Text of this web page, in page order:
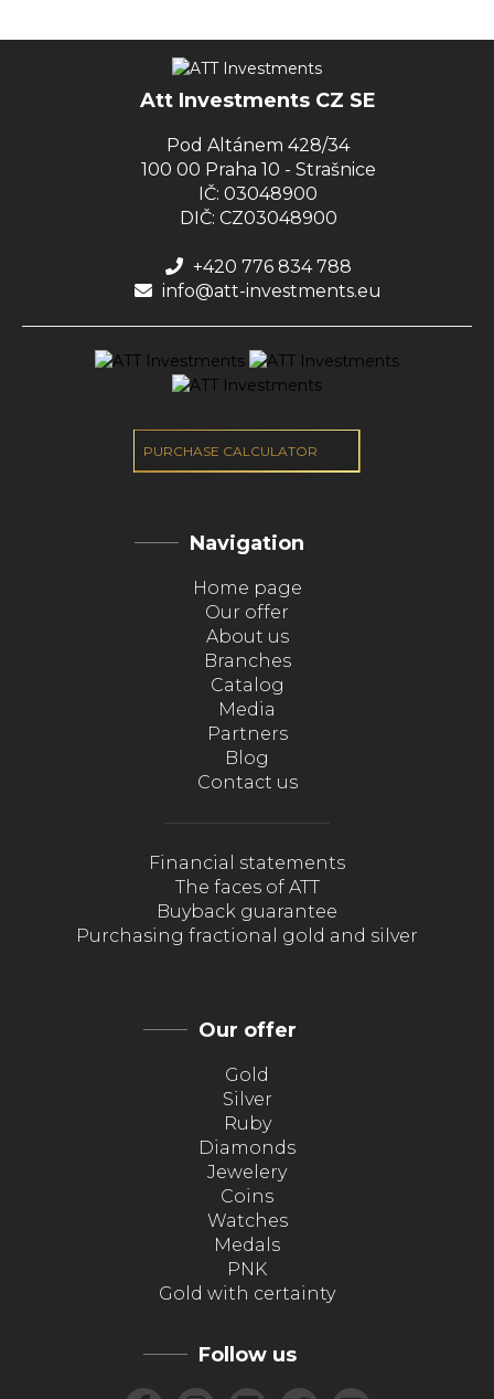
Att Investments CZ SE
Pod Altánem 428/34
100 00 Praha 10 - Strašnice
IČ: 03048900
DIČ: CZ03048900
+420 776 834 788
info@att-investments.eu
PURCHASE CALCULATOR
Navigation
Home page
Our offer
About us
Branches
Catalog
Media
Partners
Blog
Contact us
Financial statements
The faces of ATT
Buyback guarantee
Purchasing fractional gold and silver
Our offer
Gold
Silver
Ruby
Diamonds
Jewelery
Coins
Watches
Medals
PNK
Gold with certainty
Follow us